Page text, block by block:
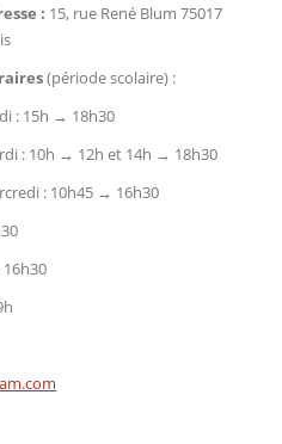
: 15, rue René Blum 75017
(période scolaire) :
: 15h → 18h30
: 10h → 12h et 14h → 18h30
: 10h45 → 16h30